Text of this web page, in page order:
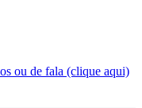
ou de fala (clique aqui)